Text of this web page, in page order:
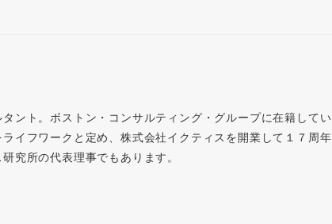
ント。ボストン・コンサルティング・グループに在籍してい
イフワークと定め、株式会社イクティスを開業して１７周年
究所の代表理事でもあります。